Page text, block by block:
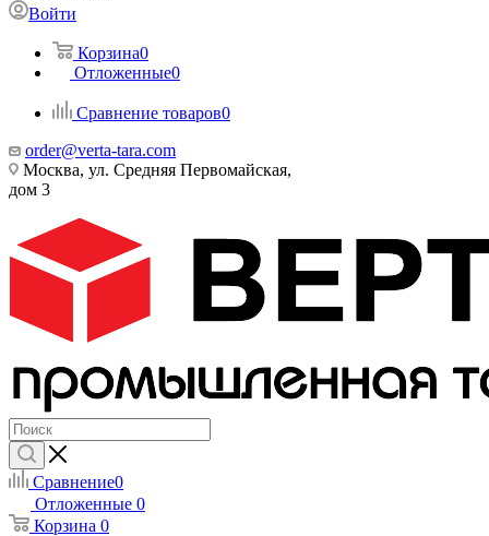
Войти
Корзина0
Отложенные0
Сравнение товаров0
order@verta-tara.com
Москва, ул. Средняя Первомайская,
дом 3
Сравнение0
Отложенные 0
Корзина 0